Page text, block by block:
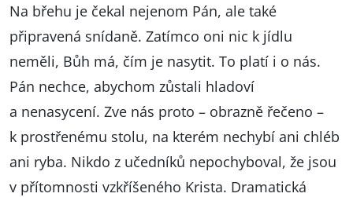
Na břehu je čekal nejenom Pán, ale také
připravená snídaně. Zatímco oni nic k jídlu
neměli, Bůh má, čím je nasytit. To platí i o nás.
Pán nechce, abychom zůstali hladoví
a nenasycení. Zve nás proto – obrazně řečeno –
k prostřenému stolu, na kterém nechybí ani chléb
ani ryba. Nikdo z učedníků nepochyboval, že jsou
v přítomnosti vzkříšeného Krista. Dramatická